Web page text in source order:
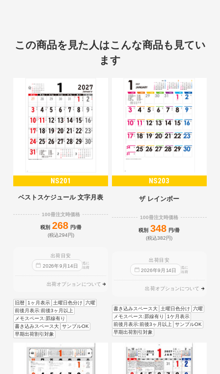
この商品を見た人はこんな商品も見てい
ます
NS201
ベストスケジュール 文字月表
100冊注文時価格
税別 268 円/冊
(税込294円)
出荷目安
2026年9 月 14日
迄に
出荷
出荷オプションについて
旧暦 1ヶ月表示 土曜日色分け
六曜
前後月表示:前後3ヶ月以上
メモスペース:罫線有り
書き込みスペース大 サンプルOK
早期出荷割引対象
NS203
ザ レインボー
100冊注文時価格
税別 348 円/冊
(税込382円)
出荷目安
2026年9 月 14日
迄に
出荷
出荷オプションについて
書き込みスペース大 土曜日色分け
六曜
メモスペース:罫線有り
1ケ月表示
前後月表示:前後3ヶ月以上 サンプルOK
早期出荷割引対象